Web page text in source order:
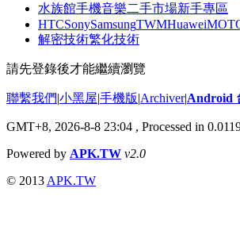
水族館手機音樂二手市場新手專區
HTCSonySamsungTWMHuawei
解密技術繁化技術
請先登錄後才能繼續瀏覽
聯繫我們|小黑屋|手機版|Archiver|Android
GMT+8, 2026-8-8 23:04 , Processed in
Powered by APK.TW v2.0
© 2013 APK.TW